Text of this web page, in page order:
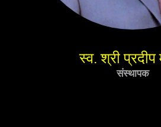
स्व. श्री प्रदीप
संस्थापक